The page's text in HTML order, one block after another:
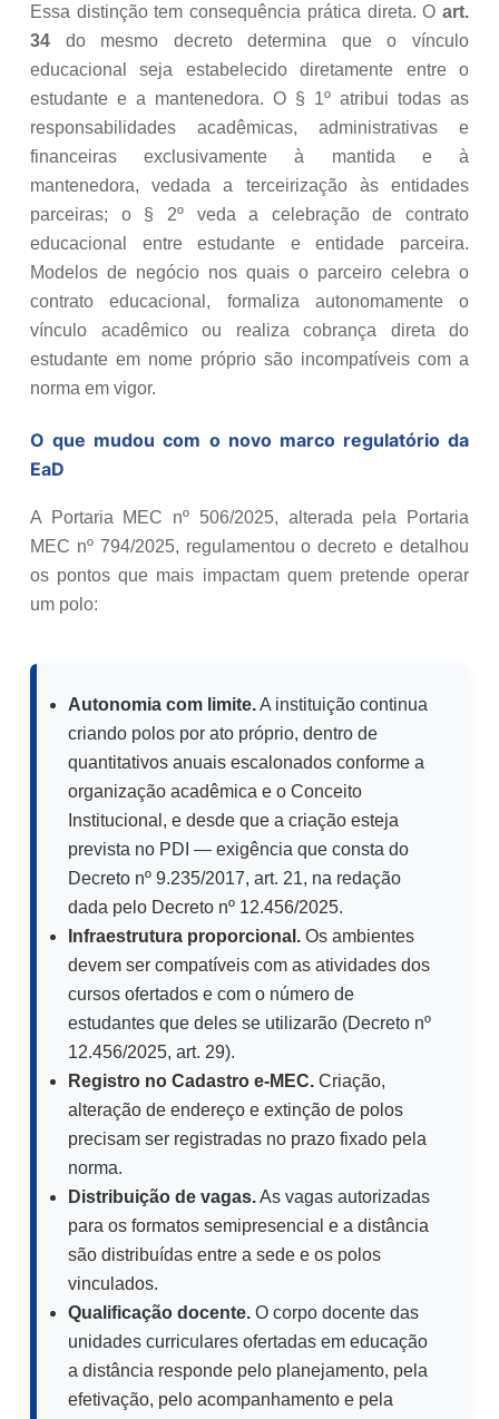
Essa distinção tem consequência prática direta. O art.
34 do mesmo decreto determina que o vínculo
educacional seja estabelecido diretamente entre o
estudante e a mantenedora. O § 1º atribui todas as
responsabilidades acadêmicas, administrativas e
financeiras exclusivamente à mantida e à
mantenedora, vedada a terceirização às entidades
parceiras; o § 2º veda a celebração de contrato
educacional entre estudante e entidade parceira.
Modelos de negócio nos quais o parceiro celebra o
contrato educacional, formaliza autonomamente o
vínculo acadêmico ou realiza cobrança direta do
estudante em nome próprio são incompatíveis com a
norma em vigor.
O que mudou com o novo marco regulatório da
EaD
A Portaria MEC nº 506/2025, alterada pela Portaria
MEC nº 794/2025, regulamentou o decreto e detalhou
os pontos que mais impactam quem pretende operar
um polo:
Autonomia com limite.A instituição continua
criando polos por ato próprio, dentro de
quantitativos anuais escalonados conforme a
organização acadêmica e o Conceito
Institucional, e desde que a criação esteja
prevista no PDI — exigência que consta do
Decreto nº 9.235/2017, art. 21, na redação
dada pelo Decreto nº 12.456/2025.
Infraestrutura proporcional. Os ambientes
devem ser compatíveis com as atividades dos
cursos ofertados e com o número de
estudantes que deles se utilizarão (Decreto nº
12.456/2025, art. 29).
Registro no Cadastro e-MEC. Criação,
alteração de endereço e extinção de polos
precisam ser registradas no prazo fixado pela
norma.
Distribuição de vagas.As vagas autorizadas
para os formatos semipresencial e a distância
são distribuídas entre a sede e os polos
vinculados.
Qualificação docente. O corpo docente das
unidades curriculares ofertadas em educação
a distância responde pelo planejamento, pela
efetivação, pelo acompanhamento e pela